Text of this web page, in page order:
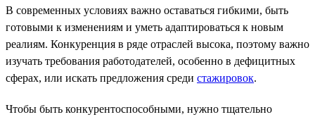
В современных условиях важно оставаться гибкими, быть
готовыми к изменениям и уметь адаптироваться к новым
реалиям. Конкуренция в ряде отраслей высока, поэтому важно
изучать требования работодателей, особенно в дефицитных
сферах, или искать предложения среди стажировок.
Чтобы быть конкурентоспособными, нужно тщательно